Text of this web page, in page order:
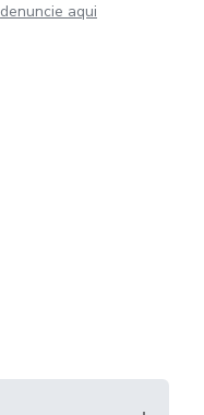
denuncie aqui